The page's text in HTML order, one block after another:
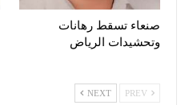
صنعاء تسقط رهانات
وتحشيدات الرياض
NEXT